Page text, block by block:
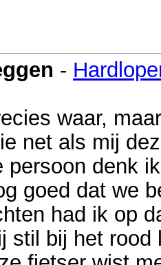
-
waar,
net als mij
persoon denk
goed dat we
had ik op
stil bij het